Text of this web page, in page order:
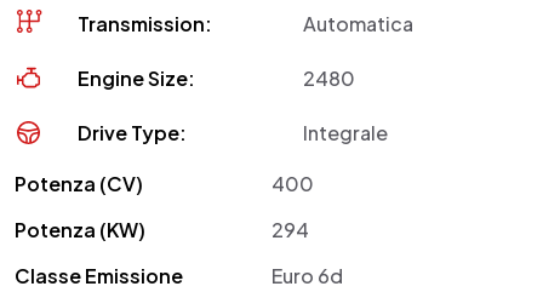
Transmission: Automatica
Engine Size: 2480
Drive Type:
Integrale
Potenza (CV)
400
Potenza (KW)
294
Classe Emissione
Euro 6d